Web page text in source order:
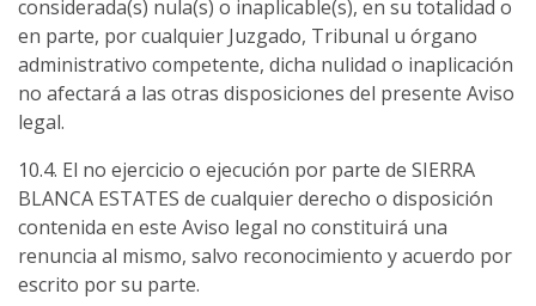
considerada(s) nula(s) o inaplicable(s), en su totalidad o
en parte, por cualquier Juzgado, Tribunal u órgano
administrativo competente, dicha nulidad o inaplicación
no afectará a las otras disposiciones del presente Aviso
legal.
10.4. El no ejercicio o ejecución por parte de SIERRA
BLANCA ESTATES de cualquier derecho o disposición
contenida en este Aviso legal no constituirá una
renuncia al mismo, salvo reconocimiento y acuerdo por
escrito por su parte.